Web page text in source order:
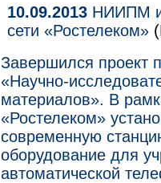
10.09.2013 НИИПМ и
сети «Ростелеком»
Завершился проект
«Научно-
материалов». В
«Ростелеком»
современную
оборудование для
автоматической